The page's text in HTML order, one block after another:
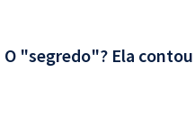
O "segredo"? Ela contou